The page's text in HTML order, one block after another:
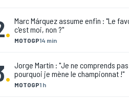
. MOTOGP14 min
Marc Márquez assume enfin : "Le
c'est moi, non ?"
. MOTOGP1 h
Jorge Martín : "Je ne comprends pas
pourquoi je mène le championnat !"